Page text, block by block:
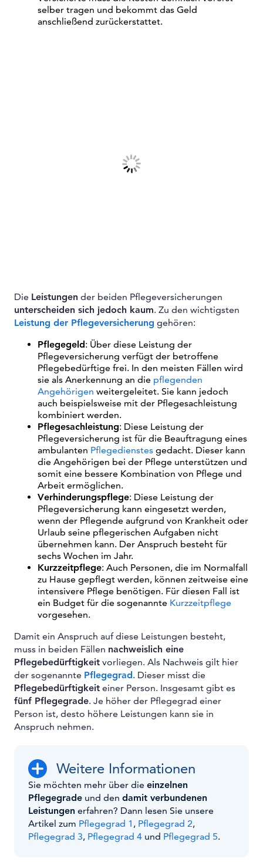
selber tragen und bekommt das Geld
anschließend zurückerstattet.
Die Leistungen der beiden Pflegeversicherungen
unterscheiden sich jedoch kaum. Zu den wichtigsten
Leistung der Pflegeversicherung gehören:
Pflegegeld: Über diese Leistung der
Pflegeversicherung verfügt der betroffene
Pflegebedürftige frei. In den meisten Fällen wird
sie als Anerkennung an die pflegenden
Angehörigen weitergeleitet. Sie kann jedoch
auch beispielsweise mit der Pflegesachleistung
kombiniert werden.
Pflegesachleistung: Diese Leistung der
Pflegeversicherung ist für die Beauftragung eines
ambulanten Pflegedienstes gedacht. Dieser kann
die Angehörigen bei der Pflege unterstützen und
somit eine bessere Kombination von Pflege und
Arbeit ermöglichen.
Verhinderungspflege: Diese Leistung der
Pflegeversicherung kann eingesetzt werden,
wenn der Pflegende aufgrund von Krankheit oder
Urlaub seine pflegerischen Aufgaben nicht
übernehmen kann. Der Anspruch besteht für
sechs Wochen im Jahr.
Kurzzeitpflege: Auch Personen, die im Normalfall
zu Hause gepflegt werden, können zeitweise eine
intensivere Pflege benötigen. Für diesen Fall ist
ein Budget für die sogenannte Kurzzeitpflege
vorgesehen.
Damit ein Anspruch auf diese Leistungen besteht,
muss in beiden Fällen nachweislich eine
Pflegebedürftigkeit vorliegen. Als Nachweis gilt hier
der sogenannte Pflegegrad. Dieser misst die
Pflegebedürftigkeit einer Person. Insgesamt gibt es
fünf Pflegegrade. Je höher der Pflegegrad einer
Person ist, desto höhere Leistungen kann sie in
Anspruch nehmen.
Weitere Informationen
Sie möchten mehr über die einzelnen
Pflegegrade und den damit verbundenen
Leistungen erfahren? Dann lesen Sie unsere
Artikel zum Pflegegrad 1 , Pflegegrad 2,
Pflegegrad 3, Pflegegrad 4 und Pflegegrad 5.